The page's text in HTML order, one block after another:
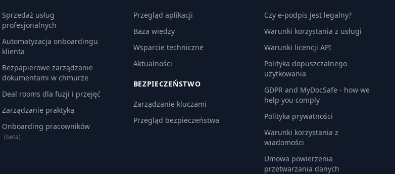
Sprzedaż usług
profesjonalnych
Automatyzacja onboardingu
klienta
Bezpapierowe zarządzanie
dokumentami w chmurze
Deal rooms dla fuzji i przejęć
Zarządzanie praktyką
Onboarding pracowników
(beta)
Przegląd aplikacji
Baza wiedzy
Wsparcie techniczne
Aktualności
BEZPIECZEŃSTWO
Zarządzanie kluczami
Przegląd bezpieczeństwa
Czy e-podpis jest legalny?
Warunki korzystania z usługi
Warunki licencji API
Polityka dopuszczalnego
użytkowania
GDPR and MyDocSafe - how we
help you comply
Polityka prywatności
Warunki korzystania z
wiadomości
Umowa powierzenia
przetwarzania danych